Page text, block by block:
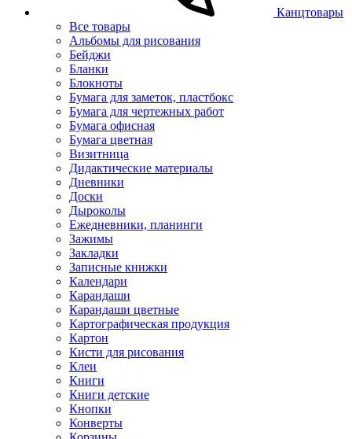
Канцтовары
Все товары
Альбомы для рисования
Бейджи
Бланки
Блокноты
Бумага для заметок, пластбокс
Бумага для чертежных работ
Бумага офисная
Бумага цветная
Визитница
Дидактические материалы
Дневники
Доски
Дыроколы
Ежедневники, планинги
Зажимы
Закладки
Записные книжки
Календари
Карандаши
Карандаши цветные
Картографическая продукция
Картон
Кисти для рисования
Клеи
Книги
Книги детские
Кнопки
Конверты